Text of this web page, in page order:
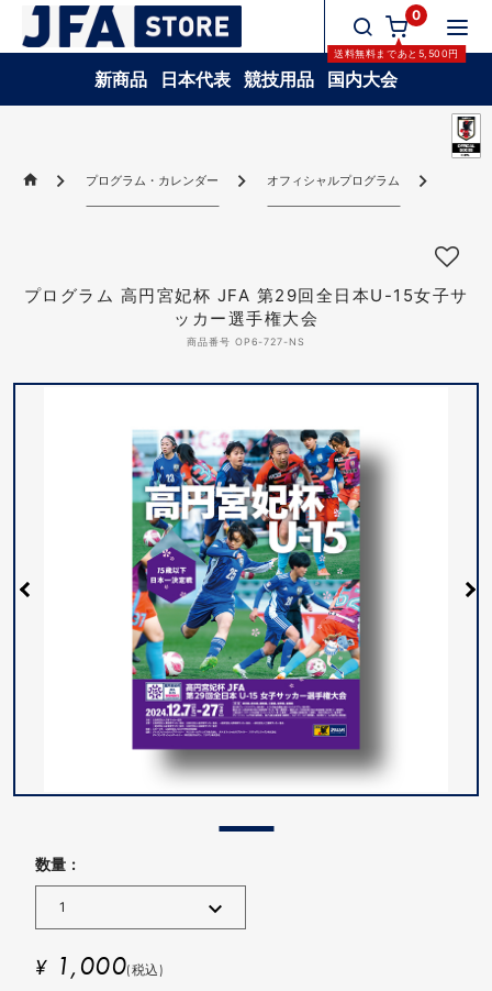
0
送料無料まであと 5,500円
新商品 日本代表 競技用品 国内大会
プログラム・カレンダー オフィシャルプログラム
プログラム 高円宮妃杯 JFA 第29回全日本U-15女子サ
ッカー選手権大会
商品番号 OP6-727-NS
数量 :
¥ 1,000(税込)